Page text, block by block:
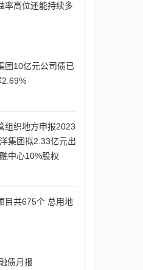
率高位还能持续多
团10亿元公司债已
2.69%
组织地方申报2023
集团拟2.33亿元出
中心10%股权
目共675个 总用地
债月报